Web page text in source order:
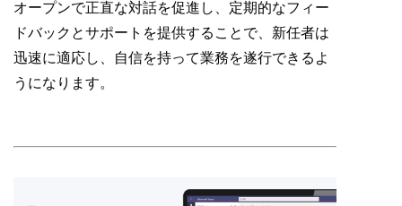
オープンで正直な対話を促進し、定期的なフィー
ドバックとサポートを提供することで、新任者は
迅速に適応し、自信を持って業務を遂行できるよ
うになります。